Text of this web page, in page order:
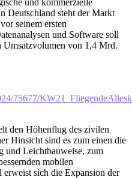
Deutschland steht der Markt
seinem ersten
und Software soll
Umsatzvolumen von 1,4 Mrd.
75677/
den Höhenflug des zivilen
Hinsicht sind es zum einen die
und Leichtbauweise, zum
mobilen
sich die Expansion der